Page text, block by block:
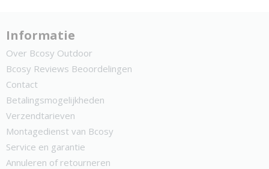
Informatie
Over Bcosy Outdoor
Bcosy Reviews Beoordelingen
Contact
Betalingsmogelijkheden
Verzendtarieven
Montagedienst van Bcosy
Service en garantie
Annuleren of retourneren